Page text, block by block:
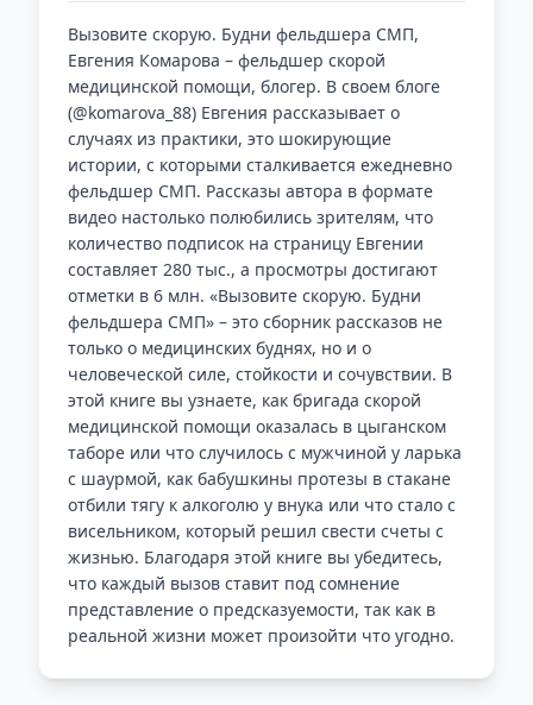
Вызовите скорую. Будни фельдшера СМП,
Евгения Комарова – фельдшер скорой
медицинской помощи, блогер. В своем блоге
(@komarova_88) Евгения рассказывает о
случаях из практики, это шокирующие
истории, с которыми сталкивается ежедневно
фельдшер СМП. Рассказы автора в формате
видео настолько полюбились зрителям, что
количество подписок на страницу Евгении
составляет 280 тыс., а просмотры достигают
отметки в 6 млн. «Вызовите скорую. Будни
фельдшера СМП» – это сборник рассказов не
только о медицинских буднях, но и о
человеческой силе, стойкости и сочувствии. В
этой книге вы узнаете, как бригада скорой
медицинской помощи оказалась в цыганском
таборе или что случилось с мужчиной у ларька
с шаурмой, как бабушкины протезы в стакане
отбили тягу к алкоголю у внука или что стало с
висельником, который решил свести счеты с
жизнью. Благодаря этой книге вы убедитесь,
что каждый вызов ставит под сомнение
представление о предсказуемости, так как в
реальной жизни может произойти что угодно.